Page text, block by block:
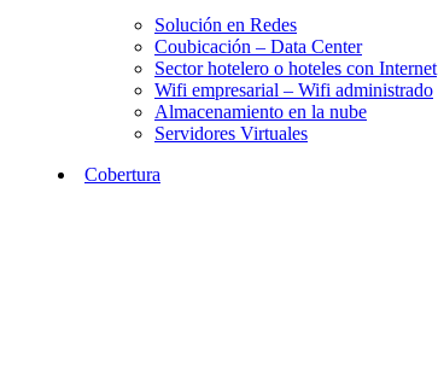
Solución en Redes
Coubicación – Data Center
Sector hotelero o hoteles con Internet
Wifi empresarial – Wifi administrado
Almacenamiento en la nube
Servidores Virtuales
Cobertura